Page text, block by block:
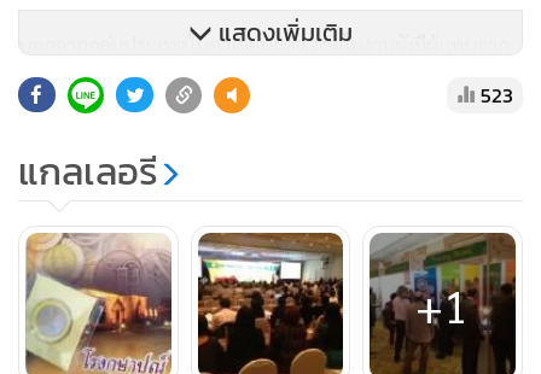
นอกจากกลุ่มประเทศในอาเซียนแล้ว ภายในงานยังมีผู้แทนจาก
โรงกษาปณ์ ตลอดจนภาคธุรกิจที่เกี่ยวเนื่องกับเหรียญกษาปณ์ใน
กลุ่มประเทศทวีปอเมริกา ยุโรป แอฟริกา และเอเชีย ประมาณ
200 คน เข้าร่วมประชุมเพื่อแลกเปลี่ยนประสบการณ์ระหว่างกัน
นายนริศ กล่าวว่า การจัดงานประชุม TEMAN ครั้งที่ 16 นอกจาก
เน้นการแลกเปลี่ยนความรู้ระหว่างกันแล้ว ยังมีการจัดแสดง
เทคโนโลยีล่าสุดในการผลิตเหรียญกษาปณ์ โดยบริษัทผู้ผลิต
เหรียญเปล่า เครื่องมือ เครื่องจักร พร้อมทั้งนำชมการผลิตเหรียญ
กษาปณ์ของไทย เพื่อแสดงถึงศักยภาพความเป็นผู้นำ ทั้งฝีมือ
แสดงเพิ่มเติม
523
แกลเลอรี
+1